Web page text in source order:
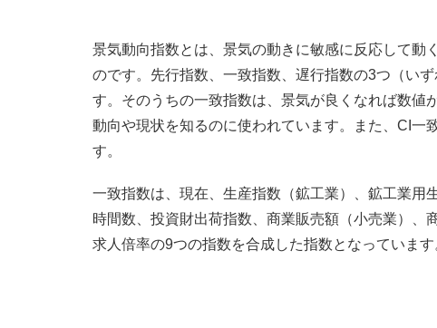
景気動向指数とは、景気の動きに敏感に反応して動
のです。先行指数、一致指数、遅行指数の3つ（い
す。そのうちの一致指数は、景気が良くなれば数値
動向や現状を知るのに使われています。また、CI一
す。
一致指数は、現在、生産指数（鉱工業）、鉱工業用
時間数、投資財出荷指数、商業販売額（小売業）、
求人倍率の9つの指数を合成した指数となっています